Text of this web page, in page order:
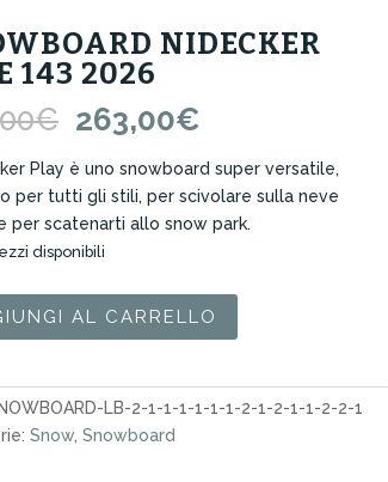
NIDECKER
143 2026
€ Il
prezzo
originale
era:
329,00€.
263,00€
attuale
è:
263,00€.
Play è uno snowboard super versatile,
per tutti gli stili, per scivolare sulla neve
per scatenarti allo snow park.
disponibili
AL CARRELLO
LB-2-1-1-1-1-1-1-2-1-2-1-1-2-2-1
Snow ,Snowboard